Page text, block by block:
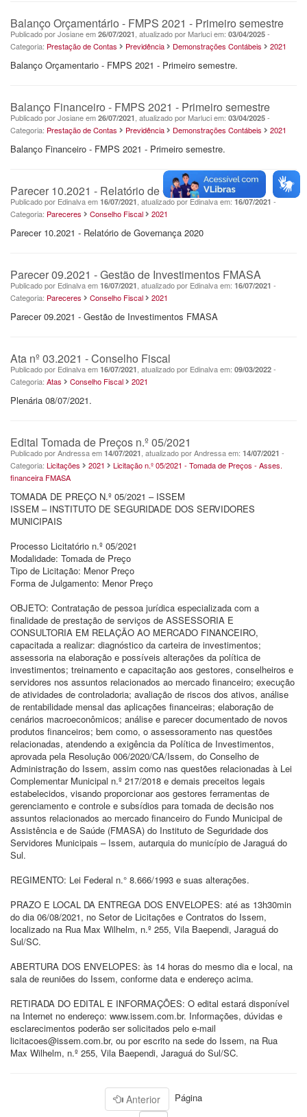
Balanço Orçamentário - FMPS 2021 - Primeiro semestre
Publicado por Josiane em 26/07/2021 , atualizado por Marluci em: 03/04/2025 -
Categoria: Prestação de Contas Previdência Demonstrações Contábeis 2021
Balanço Orçamentario - FMPS 2021 - Primeiro semestre.
Balanço Financeiro - FMPS 2021 - Primeiro semestre
Publicado por Josiane em 26/07/2021 , atualizado por Marluci em: 03/04/2025 -
Categoria: Prestação de Contas Previdência Demonstrações Contábeis 2021
Balanço Financeiro - FMPS 2021 - Primeiro semestre.
Parecer 10.2021 - Relatório de Governança 2020
Publicado por Edinalva em 16/07/2021 , atualizado por Edinalva em:16/07/2021 -
Categoria: Pareceres Conselho Fiscal 2021
Parecer 10.2021 - Relatório de Governança 2020
Parecer 09.2021 - Gestão de Investimentos FMASA
Publicado por Edinalva em 16/07/2021 , atualizado por Edinalva em: 16/07/2021 -
Categoria: Pareceres Conselho Fiscal 2021
Parecer 09.2021 - Gestão de Investimentos FMASA
Ata nº 03.2021 - Conselho Fiscal
Publicado por Edinalva em 16/07/2021 , atualizado por Edinalva em: 09/03/2022 -
Categoria: Atas Conselho Fiscal 2021
Plenária 08/07/2021.
Edital Tomada de Preços n.º 05/2021
Publicado por Andressa em 14/07/2021 , atualizado por Andressa em: 14/07/2021 -
Categoria: Licitações 2021
Licitação n.º 05/2021 - Tomada de Preços - Asses.
financeira FMASA
TOMADA DE PREÇO N.º 05/2021 – ISSEM
ISSEM – INSTITUTO DE SEGURIDADE DOS SERVIDORES
MUNICIPAIS
Processo Licitatório n.º 05/2021
Modalidade: Tomada de Preço
Tipo de Licitação: Menor Preço
Forma de Julgamento: Menor Preço
OBJETO: Contratação de pessoa jurídica especializada com a
finalidade de prestação de serviços de ASSESSORIA E
CONSULTORIA EM RELAÇÃO AO MERCADO FINANCEIRO,
capacitada a realizar: diagnóstico da carteira de investimentos;
assessoria na elaboração e possíveis alterações da política de
investimentos; treinamento e capacitação aos gestores, conselheiros e
servidores nos assuntos relacionados ao mercado financeiro; execução
de atividades de controladoria; avaliação de riscos dos ativos, análise
de rentabilidade mensal das aplicações financeiras; elaboração de
cenários macroeconômicos; análise e parecer documentado de novos
produtos financeiros; bem como, o assessoramento nas questões
relacionadas, atendendo a exigência da Política de Investimentos,
aprovada pela Resolução 006/2020/CA/Issem, do Conselho de
Administração do Issem, assim como nas questões relacionadas à Lei
Complementar Municipal n.º 217/2018 e demais preceitos legais
estabelecidos, visando proporcionar aos gestores ferramentas de
gerenciamento e controle e subsídios para tomada de decisão nos
assuntos relacionados ao mercado financeiro do Fundo Municipal de
Assistência e de Saúde (FMASA) do Instituto de Seguridade dos
Servidores Municipais – Issem, autarquia do município de Jaraguá do
Sul.
REGIMENTO: Lei Federal n.° 8.666/1993 e suas alterações.
PRAZO E LOCAL DA ENTREGA DOS ENVELOPES: até as 13h30min
do dia 06/08/2021, no Setor de Licitações e Contratos do Issem,
localizado na Rua Max Wilhelm, n.º 255, Vila Baependi, Jaraguá do
Sul/SC.
ABERTURA DOS ENVELOPES: às 14 horas do mesmo dia e local, na
sala de reuniões do Issem, conforme data e endereço acima.
RETIRADA DO EDITAL E INFORMAÇÕES: O edital estará disponível
na Internet no endereço: www.issem.com.br. Informações, dúvidas e
esclarecimentos poderão ser solicitados pelo e-mail
licitacoes@issem.com.br, ou por escrito na sede do Issem, na Rua
Max Wilhelm, n.º 255, Vila Baependi, Jaraguá do Sul/SC.
Anterior Página